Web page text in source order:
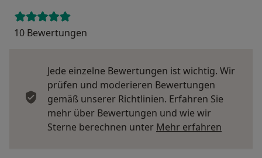
10 Bewertungen
Jede einzelne Bewertungen ist wichtig. Wir
prüfen und moderieren Bewertungen
gemäß unserer Richtlinien. Erfahren Sie
mehr über Bewertungen und wie wir
Sterne berechnen unter Mehr erfahren